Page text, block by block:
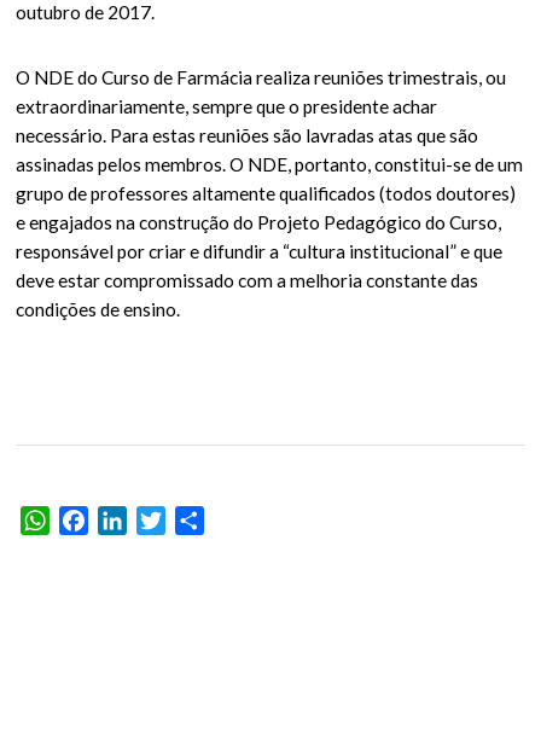
outubro de 2017.
O NDE do Curso de Farmácia realiza reuniões trimestrais, ou
extraordinariamente, sempre que o presidente achar
necessário. Para estas reuniões são lavradas atas que são
assinadas pelos membros. O NDE, portanto, constitui-se de um
grupo de professores altamente qualificados (todos doutores)
e engajados na construção do Projeto Pedagógico do Curso,
responsável por criar e difundir a “cultura institucional” e que
deve estar compromissado com a melhoria constante das
condições de ensino.
WhatsAppFacebookLinkedInTwitter